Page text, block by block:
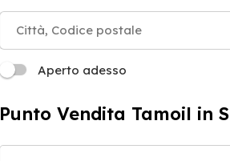
Aperto adesso
Punto Vendita Tamoil in